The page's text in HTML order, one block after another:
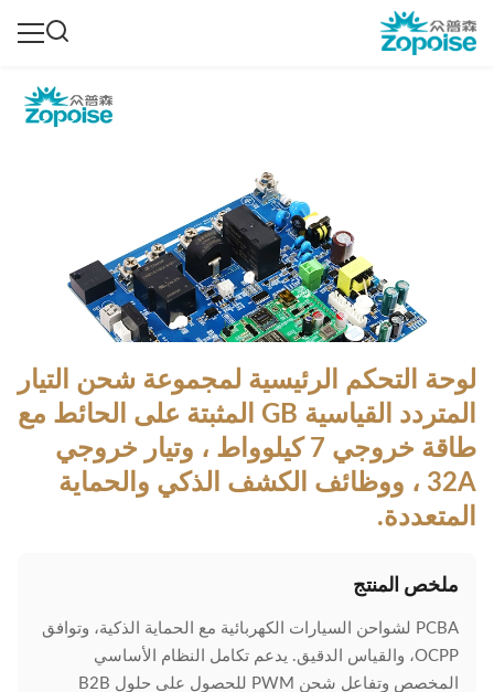
لوحة التحكم الرئيسية لمجموعة شحن التيار
المتردد القياسية GB المثبتة على الحائط مع
طاقة خروجي 7 كيلوواط ، وتيار خروجي
32A ، ووظائف الكشف الذكي والحماية
المتعددة.
ملخص المنتج
PCBA لشواحن السيارات الكهربائية مع الحماية الذكية، وتوافق
OCPP، والقياس الدقيق. يدعم تكامل النظام الأساسي
المخصص وتفاعل شحن PWM للحصول على حلول B2B